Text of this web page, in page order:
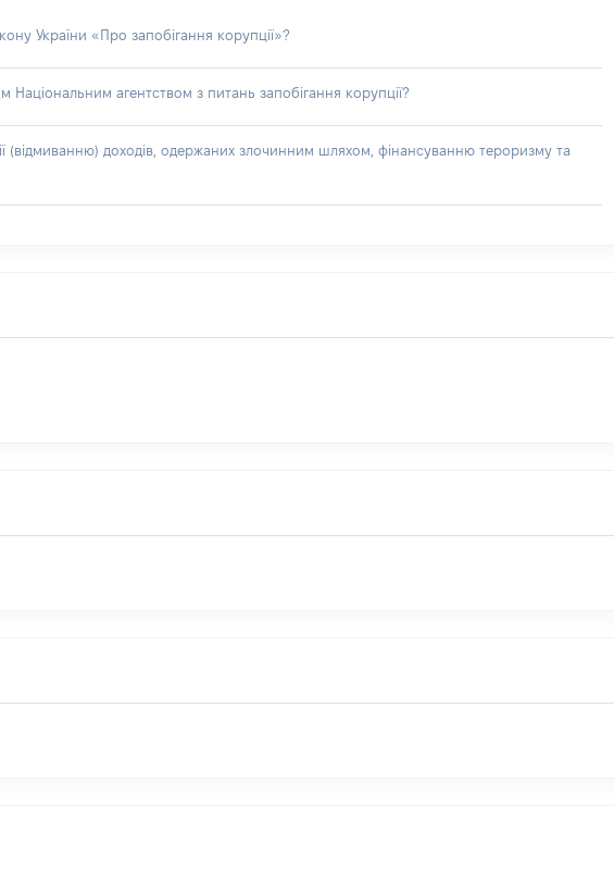
України «Про запобігання корупції»?
агентством з питань запобігання корупції?
(відмиванню) доходів, одержаних злочинним шляхом, фінансуванню тероризму та